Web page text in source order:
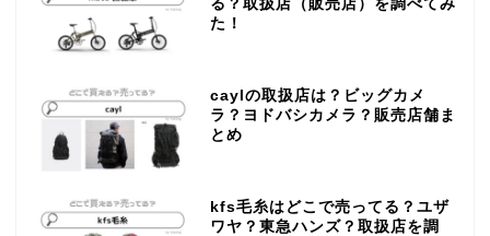
る？取扱店（販売店）を調べてみ
た！
caylの取扱店は？ビッグカメ
ラ？ヨドバシカメラ？販売店舗ま
とめ
kfs毛糸はどこで売ってる？ユザ
ワヤ？東急ハンズ？取扱店を調